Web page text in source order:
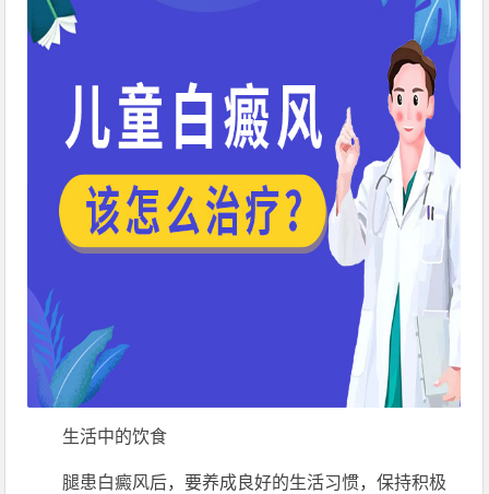
生活中的饮食
腿患白癜风后，要养成良好的生活习惯，保持积极